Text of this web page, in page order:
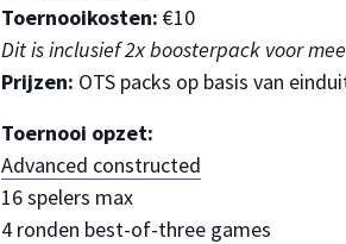
Toernooikosten: €10
Dit is inclusief 2x boosterpack voor
Prijzen: OTS packs op basis van
Toernooi opzet:
Advanced constructed
16 spelers max
4 ronden best-of-three games